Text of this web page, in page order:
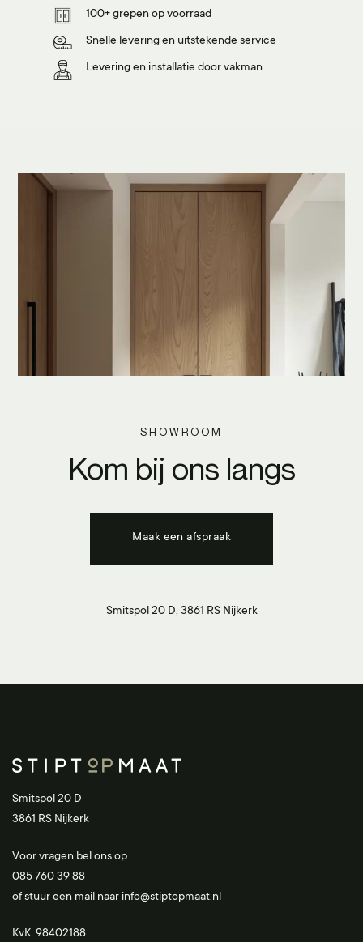
100+ grepen op voorraad
Snelle levering en uitstekende service
Levering en installatie door vakman
SHOWROOM
Kom bij ons langs
Maak een afspraak
Smitspol 20 D, 3861 RS Nijkerk
Smitspol 20 D
3861 RS Nijkerk
Voor vragen bel ons op
085 760 39 88
of stuur een mail naar info@stiptopmaat.nl
KvK: 98402188